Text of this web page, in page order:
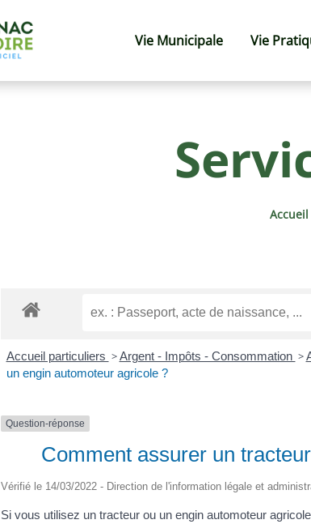
Vie Municipale Vie
Accueil
Accueil particuliers > Argent - Impôts - Consommation >
un engin automoteur agricole ?
Question-réponse
Comment assurer un
Vérifié le 14/03/2022 - Direction de l'information légale et
Si vous utilisez un tracteur ou un engin automoteur